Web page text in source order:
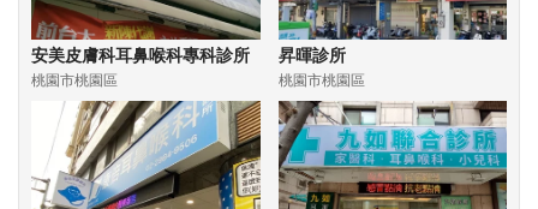
安美皮膚科耳鼻喉科專科診所
桃園市桃園區
昇暉診所
桃園市桃園區